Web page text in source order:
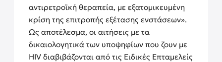
αντιρετροϊκή θεραπεία, με εξατομικευμένη
κρίση της επιτροπής εξέτασης ενστάσεων».
Ως αποτέλεσμα, οι αιτήσεις με τα
δικαιολογητικά των υποψηφίων που ζουν με
HIV διαβιβάζονται από τις Ειδικές Επταμελείς